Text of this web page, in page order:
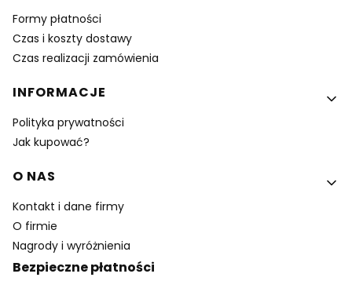
Formy płatności
Czas i koszty dostawy
Czas realizacji zamówienia
INFORMACJE
Polityka prywatności
Jak kupować?
O NAS
Kontakt i dane firmy
O firmie
Nagrody i wyróżnienia
Bezpieczne płatności